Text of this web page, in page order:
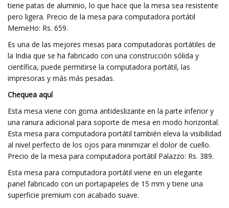
tiene patas de aluminio, lo que hace que la mesa sea resistente
pero ligera. Precio de la mesa para computadora portátil
MemeHo: Rs. 659.
Es una de las mejores mesas para computadoras portátiles de
la India que se ha fabricado con una construcción sólida y
científica, puede permitirse la computadora portátil, las
impresoras y más más pesadas.
Chequea aquí
Esta mesa viene con goma antideslizante en la parte inferior y
una ranura adicional para soporte de mesa en modo horizontal.
Esta mesa para computadora portátil también eleva la visibilidad
al nivel perfecto de los ojos para minimizar el dolor de cuello.
Precio de la mesa para computadora portátil Palazzo: Rs. 389.
Esta mesa para computadora portátil viene en un elegante
panel fabricado con un portapapeles de 15 mm y tiene una
superficie premium con acabado suave.